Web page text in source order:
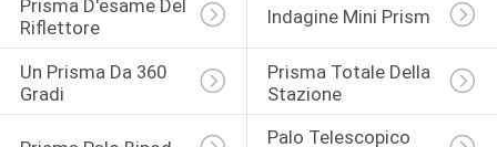
Prisma D'esame Del
Riflettore
Indagine Mini Prism
Un Prisma Da 360
Gradi
Prisma Totale Della
Stazione
Palo Telescopico